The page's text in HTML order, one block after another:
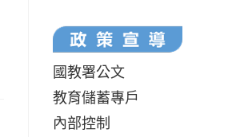
國教署公文
教育儲蓄專戶
內部控制